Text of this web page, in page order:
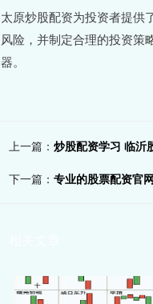
太原炒股配资为投资者提供
风险，并制定合理的投资策
器。
上一篇： 炒股配资学习 临沂
下一篇： 专业的股票配资官